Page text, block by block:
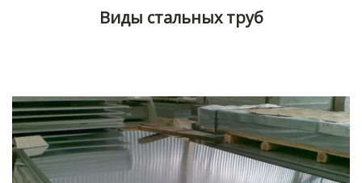
Виды стальных труб